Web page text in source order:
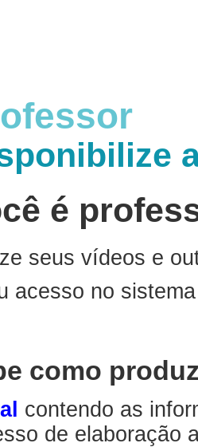
é
seus vídeos e
acesso no
como
contendo as
de elaboração